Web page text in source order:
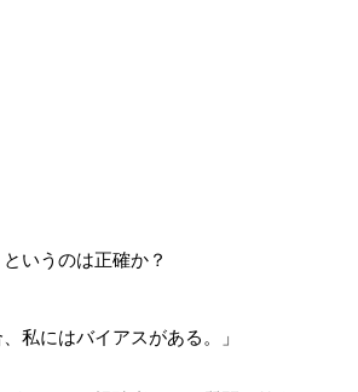
いうのは正確か？
私にはバイアスがある。」